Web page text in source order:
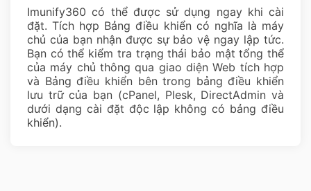
Imunify360 có thể được sử dụng ngay khi cài
đặt. Tích hợp Bảng điều khiển có nghĩa là máy
chủ của bạn nhận được sự bảo vệ ngay lập tức.
Bạn có thể kiểm tra trạng thái bảo mật tổng thể
của máy chủ thông qua giao diện Web tích hợp
và Bảng điều khiển bên trong bảng điều khiển
lưu trữ của bạn (cPanel, Plesk, DirectAdmin và
dưới dạng cài đặt độc lập không có bảng điều
khiển).